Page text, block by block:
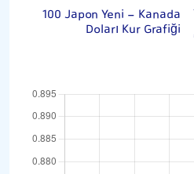
100 Japon Yeni - Kanada
Doları Kur Grafiği